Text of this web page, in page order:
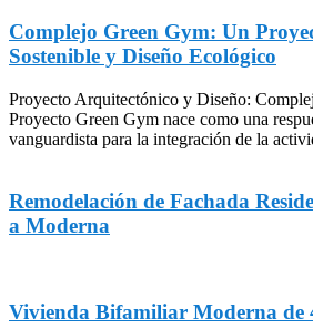
Complejo Green Gym: Un
Sostenible y Diseño Ecológico
Proyecto Arquitectónico y Diseño:
Proyecto Green Gym nace como una
vanguardista para la integración de la
Remodelación de Fachada
a Moderna
Vivienda Bifamiliar Moderna de